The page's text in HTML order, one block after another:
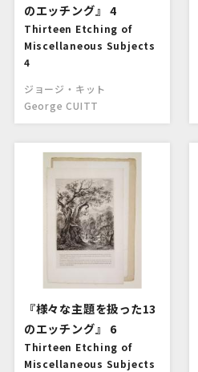
のエッチング』 4
Thirteen Etching of
Miscellaneous Subjects
4
ジョージ・キット
George CUITT
『様々な主題を扱った13
のエッチング』 6
Thirteen Etching of
Miscellaneous Subjects